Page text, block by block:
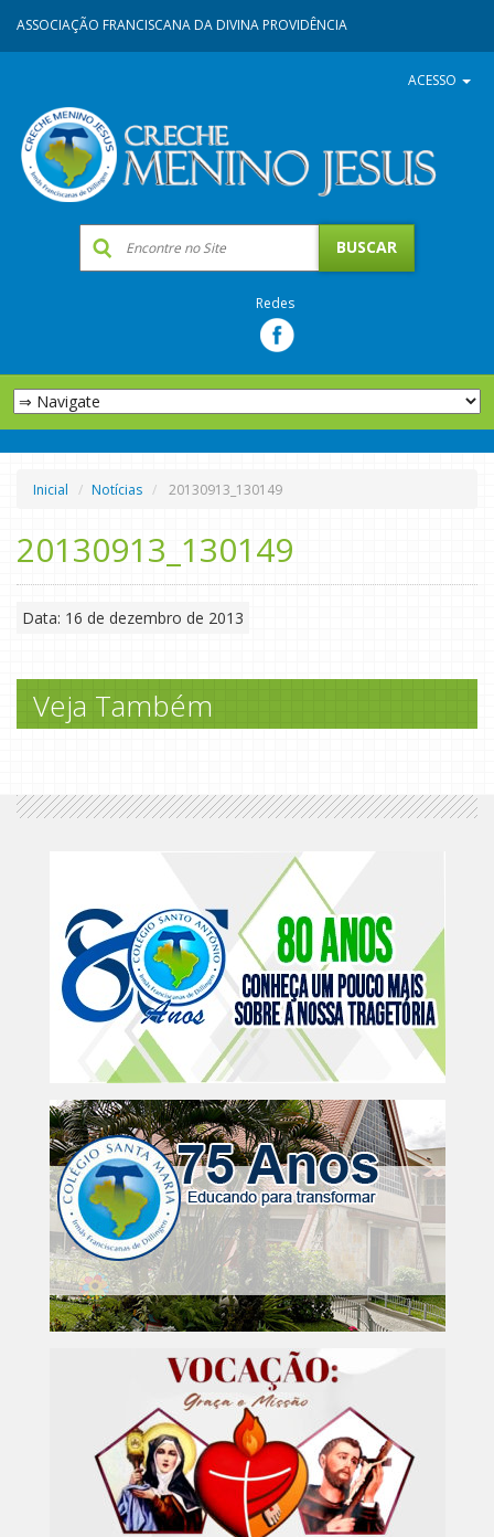
ASSOCIAÇÃO FRANCISCANA DA DIVINA PROVIDÊNCIA
ACESSO
Redes
Inicial Notícias 20130913_130149
20130913_130149
Data: 16 de dezembro de 2013
Veja Também